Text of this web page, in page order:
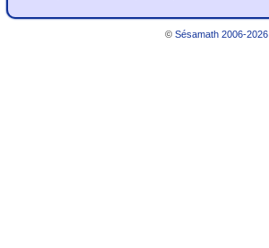
© Sésamath 2006-2026